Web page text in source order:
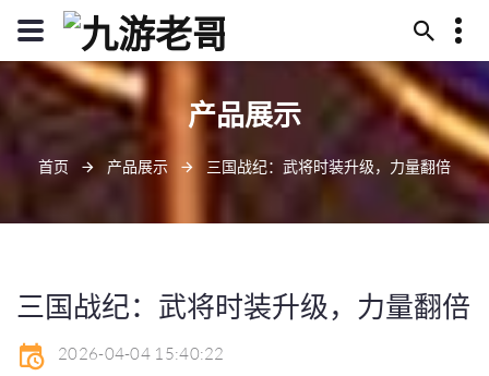
13594780370
毕节市代耳山145号
产品展示
首页 产品展示 三国战纪：武将时装升级，力量翻倍
三国战纪：武将时装升级，力量翻倍
2026-04-04 15:40:22